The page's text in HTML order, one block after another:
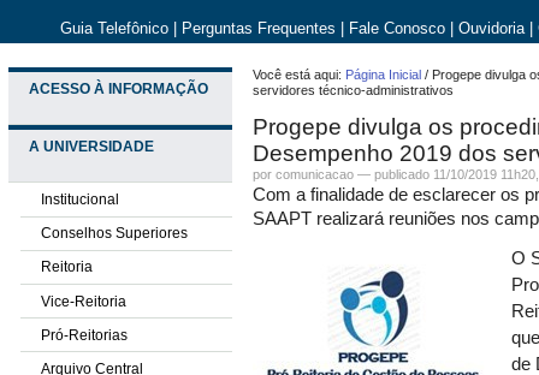
Guia Telefônico Perguntas Frequentes Fale Conosco Ouvidoria
ACESSO À INFORMAÇÃO
A UNIVERSIDADE
Institucional
Conselhos Superiores
Reitoria
Vice-Reitoria
Pró-Reitorias
Arquivo Central
Você está aqui: Página Inicial / Progepe divulga
servidores técnico-administrativos
Progepe divulga os
Desempenho 2019 dos
por comunicacao —publicado 11/10/2019
Com a finalidade de esclarecer os
SAAPT realizará reuniões nos
O
de